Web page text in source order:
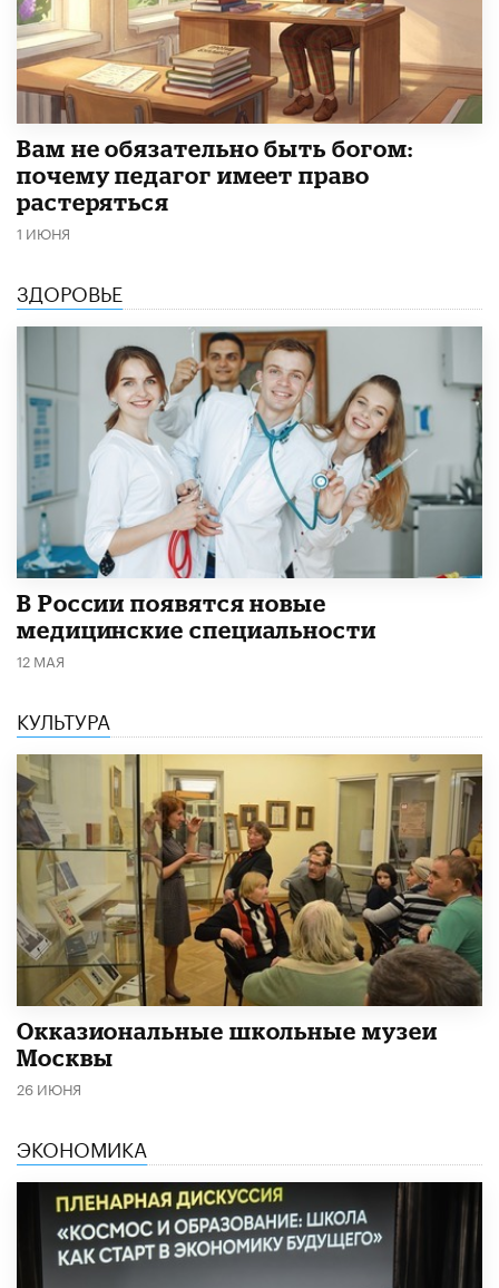
​Вам не обязательно быть богом:
почему педагог имеет право
растеряться
1 ИЮНЯ
ЗДОРОВЬЕ
В России появятся новые
медицинские специальности
12 МАЯ
КУЛЬТУРА
​Окказиональные школьные музеи
Москвы
26 ИЮНЯ
ЭКОНОМИКА